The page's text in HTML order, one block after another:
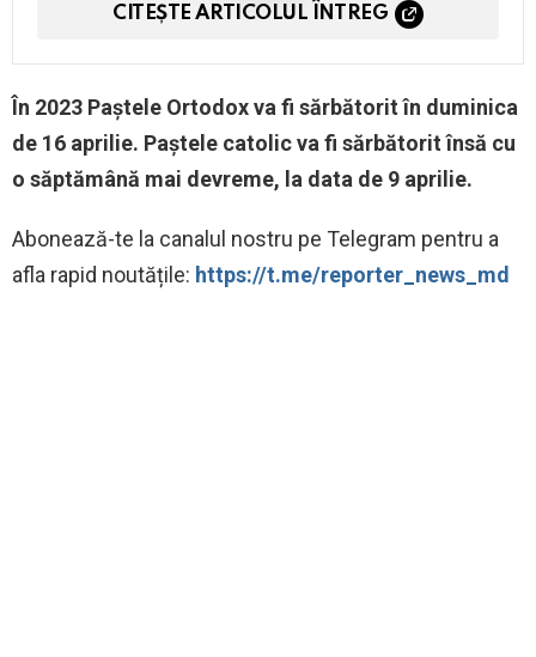
CITEȘTE ARTICOLUL ÎNTREG
În 2023 Paștele Ortodox va fi sărbătorit în duminica
de 16 aprilie. Paștele catolic va fi sărbătorit însă cu
o săptămână mai devreme, la data de 9 aprilie.
Abonează-te la canalul nostru pe Telegram pentru a
afla rapid noutățile: https://t.me/reporter_news_md